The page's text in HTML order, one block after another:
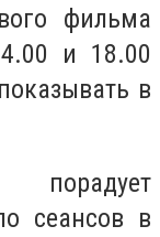
фильма
и 18.00
в
сеансов в